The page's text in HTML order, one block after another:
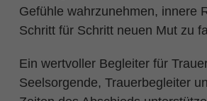
Gefühle wahrzunehmen, innere
Schritt für Schritt neuen Mut zu
Ein wertvoller Begleiter für
Seelsorgende, Trauerbegleiter